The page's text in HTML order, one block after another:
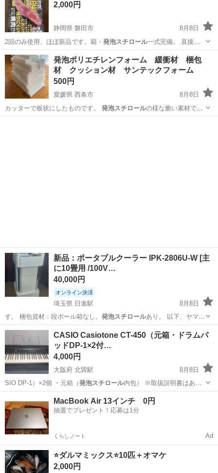
2,000円
静岡県 磐田市
8月8日
2回のみ使用、ほぼ新品です。箱・ 発泡スチロール一式完備。 直接引
き取り限定
静岡 磐田市 キッチン家電
発泡ポリエチレンフォーム 緩衝材 梱包
材 クッション材 サンテックフォーム
500円
愛媛県 西条市
8月8日
カッターで板状にしたものです。 発泡スチロールの様な脆い素材では
なく、弾力・粘り…
新品：ポータブルクーラー IPK-2806U-W [主
に10畳用 /100V…
40,000円
オンライン決済
埼玉県 日進駅
8月8日
す。 梱包資材：段ボール箱なし。 発泡スチロールあり。 以下、ヤマダ
電機での…
埼玉 さいたま市 冷風
CASIO Casiotone CT-450（元箱・ドラムパ
ッドDP-1×2付…
4,000円
大阪府 北巽駅
8月8日
SIO DP-1）×2個 ・元箱（発泡スチロール内包） ※取扱説明書はあり
ません。… 大阪市 北巽駅 鍵盤楽器、ピアノ
MacBook Air 13インチ 0円
抽選でプレゼント！応募は1分
くらしノート Ad
⭐️ダルマミックス⭐️10匹＋オマケ
2,000円